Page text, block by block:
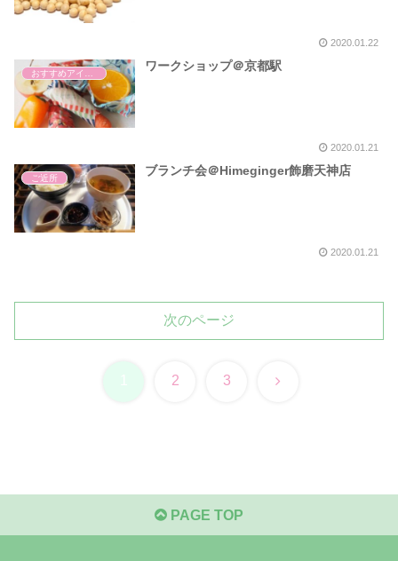
2020.01.22
おすすめアイテム
ワークショップ＠京都駅
2020.01.21
ご近所
ブランチ会＠Himeginger飾磨天神店
2020.01.21
次のページ
2 3 次
PAGE TOP